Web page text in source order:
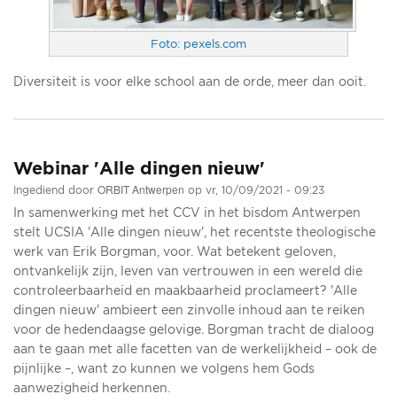
Foto: pexels.com
Diversiteit is voor elke school aan de orde, meer dan ooit.
Webinar 'Alle dingen nieuw'
Ingediend door ORBIT Antwerpen op vr, 10/09/2021 - 09:23
In samenwerking met het CCV in het bisdom Antwerpen
stelt UCSIA 'Alle dingen nieuw', het recentste theologische
werk van Erik Borgman, voor. Wat betekent geloven,
ontvankelijk zijn, leven van vertrouwen in een wereld die
controleerbaarheid en maakbaarheid proclameert? 'Alle
dingen nieuw' ambieert een zinvolle inhoud aan te reiken
voor de hedendaagse gelovige. Borgman tracht de dialoog
aan te gaan met alle facetten van de werkelijkheid – ook de
pijnlijke –, want zo kunnen we volgens hem Gods
aanwezigheid herkennen.